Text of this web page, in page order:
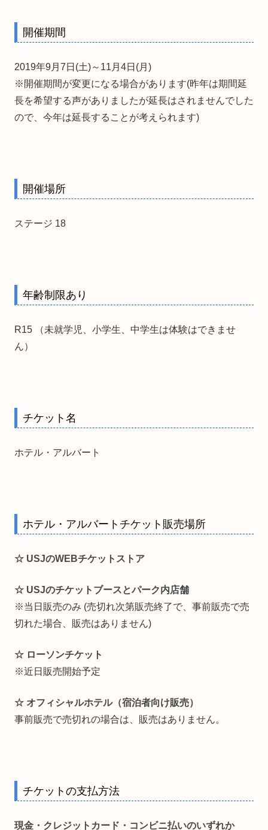
開催期間
2019年9月7日(土)～11月4日(月)
※開催期間が変更になる場合があります(昨年は期間延
長を希望する声がありましたが延長はされませんでした
ので、今年は延長することが考えられます)
開催場所
ステージ 18
年齢制限あり
R15 （未就学児、小学生、中学生は体験はできませ
ん）
チケット名
ホテル・アルバート
ホテル・アルバートチケット販売場所
☆ USJのWEBチケットストア
☆ USJのチケットブースとパーク内店舗
※当日販売のみ (売切れ次第販売終了で、事前販売で売
切れた場合、販売はありません)
☆ ローソンチケット
※近日販売開始予定
☆ オフィシャルホテル（宿泊者向け販売）
事前販売で売切れの場合は、販売はありません。
チケットの支払方法
現金・クレジットカード・コンビニ払いのいずれか